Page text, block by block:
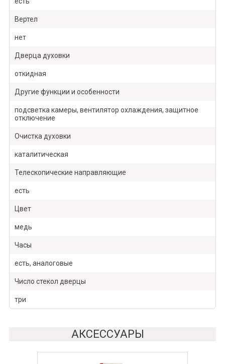
Вертел
нет
Дверца духовки
откидная
Другие функции и особенности
подсветка камеры, вентилятор охлаждения, защитное
отключение
Очистка духовки
каталитическая
Телескопические направляющие
есть
Цвет
медь
Часы
есть, аналоговые
Число стекол дверцы
три
АКСЕССУАРЫ